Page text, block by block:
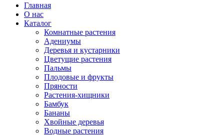
Главная
О нас
Каталог
Комнатные растения
Адениумы
Деревья и кустарники
Цветущие растения
Пальмы
Плодовые и фрукты
Пряности
Растения-хищники
Бамбук
Бананы
Хвойные деревья
Водные растения